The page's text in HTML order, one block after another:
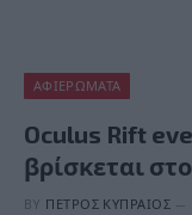
ΑΦΙΕΡΏΜΑΤΑ
Oculus Rift
βρίσκεται
BY ΠΈΤΡΟΣ ΚΥΠΡΑΊΟΣ